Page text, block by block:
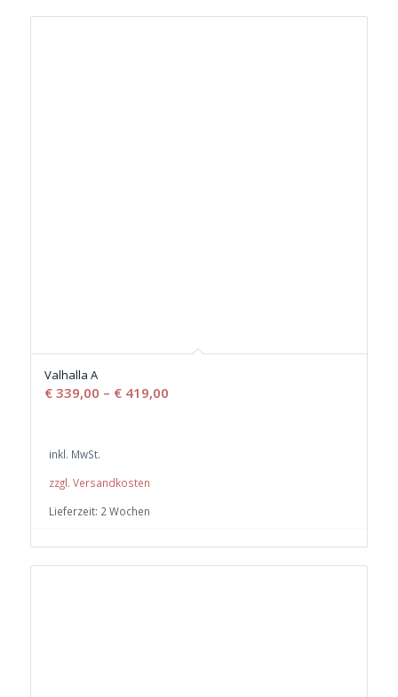
Valhalla A
€339,00 – €419,00
inkl. MwSt.
zzgl. Versandkosten
Lieferzeit: 2 Wochen